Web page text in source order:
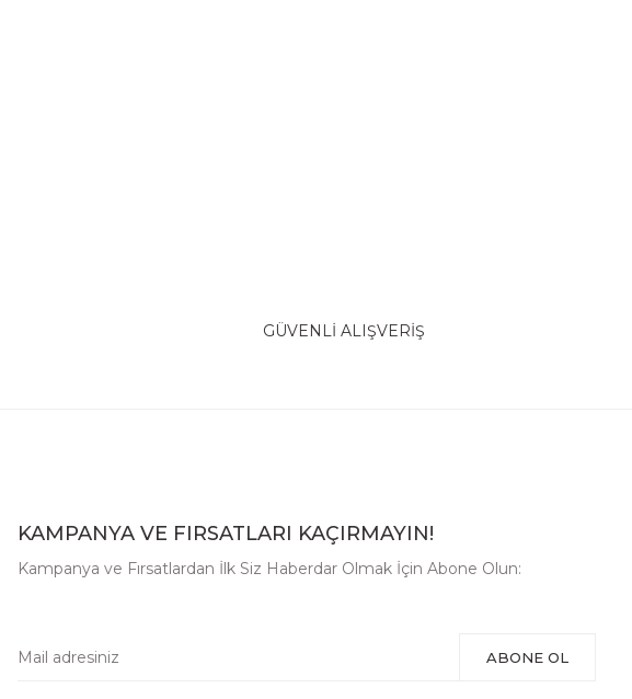
GÜVENLİ ALIŞVERİŞ
KAMPANYA VE FIRSATLARI KAÇIRMAYIN!
Kampanya ve Fırsatlardan İlk Siz Haberdar Olmak İçin Abone Olun:
ABONE OL